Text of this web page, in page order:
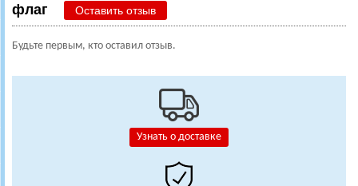
Узнать о доставке
флаг
Оставить отзыв
Будьте первым, кто оставил отзыв.